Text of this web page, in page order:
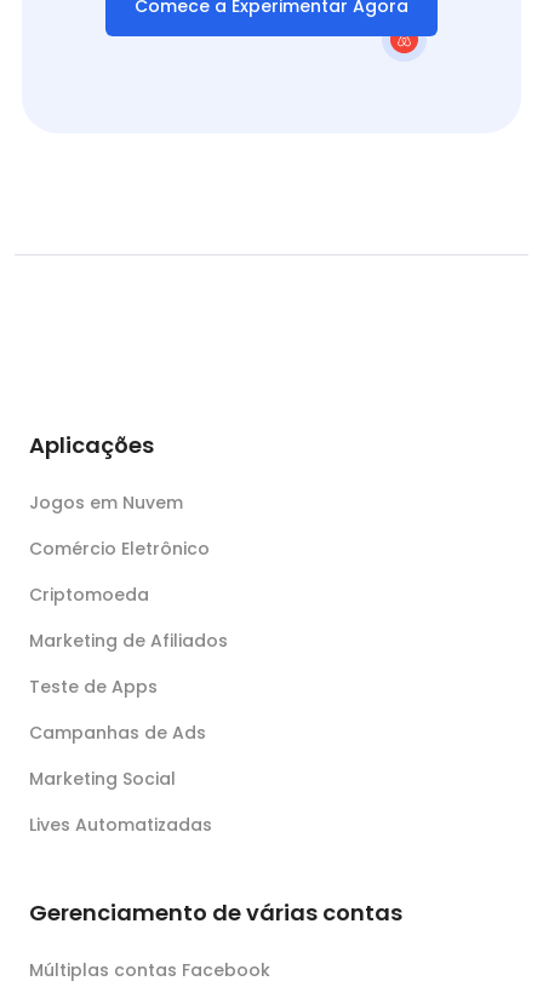
Comece a Experimentar Agora
Aplicações
Jogos em Nuvem
Comércio Eletrônico
Criptomoeda
Marketing de Afiliados
Teste de Apps
Campanhas de Ads
Marketing Social
Lives Automatizadas
Gerenciamento de várias contas
Múltiplas contas Facebook